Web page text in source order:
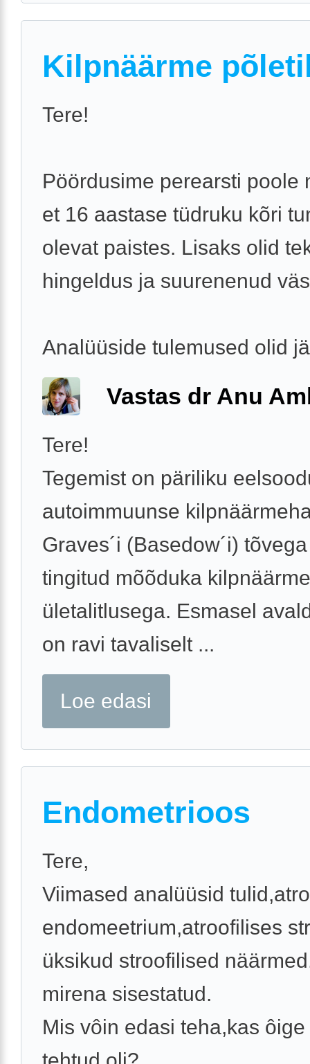
Kilpnäärme
Tere!
Pöördusime perearsti poole
et 16 aastase tüdruku kõri
olevat paistes. Lisaks olid
hingeldus ja suurenenud
Analüüside tulemused olid
Vastas dr Anu
Tere!
Tegemist on päriliku
autoimmuunse
Graves´i (Basedow´i)
tingitud mõõduka kilpnäärme
ületalitlusega. Esmasel
on ravi tavaliselt ...
Loe edasi
Endometrioos
Tere,
Viimased analüüsid
endomeetrium,atroofilises
üksikud stroofilised
mirena sisestatud.
Mis vôin edasi teha,kas